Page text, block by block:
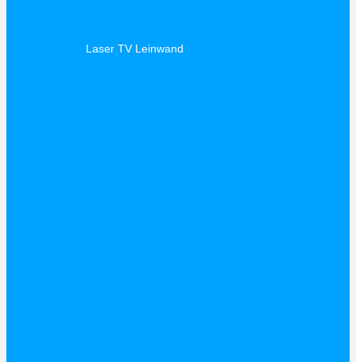
Laser TV Leinwand